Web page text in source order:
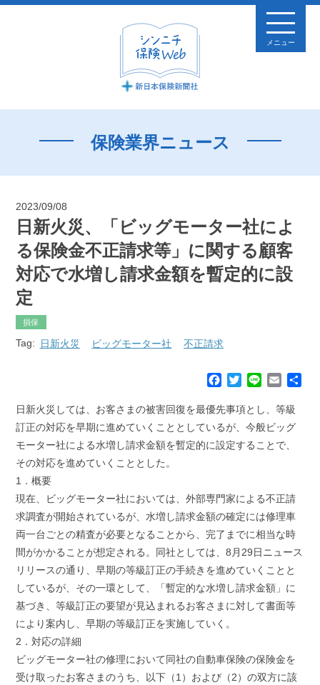
メニュー
保険業界ニュース
2023/09/08
日新火災、「ビッグモーター社によ
る保険金不正請求等」に関する顧客
対応で水増し請求金額を暫定的に設
定
損保
Tag: 日新火災 ビッグモーター社 不正請求
c
e
o
T
i
e
e
E
a
日新火災しては、お客さまの被害回復を最優先事項とし、等級
訂正の対応を早期に進めていくこととしているが、今般ビッグ
モーター社による水増し請求金額を暫定的に設定することで、
その対応を進めていくこととした。
1．概要
現在、ビッグモーター社においては、外部専門家による不正請
求調査が開始されているが、水増し請求金額の確定には修理車
両一台ごとの精査が必要となることから、完了までに相当な時
間がかかることが想定される。同社としては、8月29日ニュース
リリースの通り、早期の等級訂正の手続きを進めていくことと
しているが、その一環として、「暫定的な水増し請求金額」に
基づき、等級訂正の要望が見込まれるお客さまに対して書面等
により案内し、早期の等級訂正を実施していく。
2．対応の詳細
ビッグモーター社の修理において同社の自動車保険の保険金を
受け取ったお客さまのうち、以下（1）および（2）の双方に該